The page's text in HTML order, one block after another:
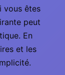
vous êtes
peut
En
et les